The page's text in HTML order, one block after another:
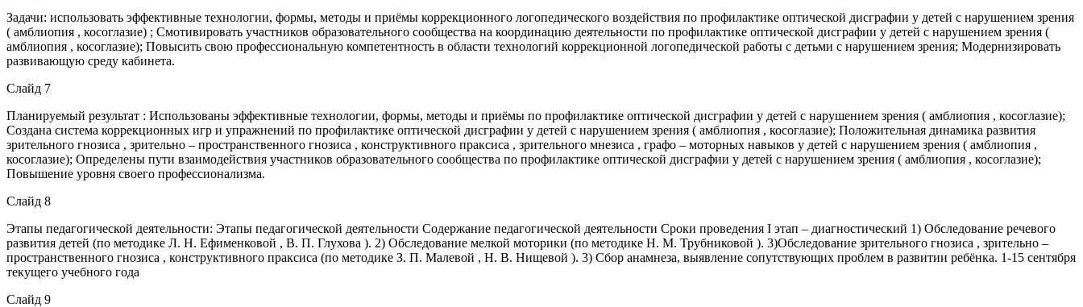
Задачи: использовать эффективные технологии, формы, методы и приёмы коррекционного логопедического воздействия по профилактике оптической дисграфии у детей с нарушением зрения
( амблиопия , косоглазие) ; Смотивировать участников образовательного сообщества на координацию деятельности по профилактике оптической дисграфии у детей с нарушением зрения (
амблиопия , косоглазие); Повысить свою профессиональную компетентность в области технологий коррекционной логопедической работы с детьми с нарушением зрения; Модернизировать
развивающую среду кабинета.
Слайд 7
Планируемый результат : Использованы эффективные технологии, формы, методы и приёмы по профилактике оптической дисграфии у детей с нарушением зрения ( амблиопия , косоглазие);
Создана система коррекционных игр и упражнений по профилактике оптической дисграфии у детей с нарушением зрения ( амблиопия , косоглазие); Положительная динамика развития
зрительного гнозиса , зрительно – пространственного гнозиса , конструктивного праксиса , зрительного мнезиса , графо – моторных навыков у детей с нарушением зрения ( амблиопия ,
косоглазие); Определены пути взаимодействия участников образовательного сообщества по профилактике оптической дисграфии у детей с нарушением зрения ( амблиопия , косоглазие);
Повышение уровня своего профессионализма.
Слайд 8
Этапы педагогической деятельности: Этапы педагогической деятельности Содержание педагогической деятельности Сроки проведения I этап – диагностический 1) Обследование речевого
развития детей (по методике Л. Н. Ефименковой , В. П. Глухова ). 2) Обследование мелкой моторики (по методике Н. М. Трубниковой ). 3)Обследование зрительного гнозиса , зрительно –
пространственного гнозиса , конструктивного праксиса (по методике З. П. Малевой , Н. В. Нищевой ). 3) Сбор анамнеза, выявление сопутствующих проблем в развитии ребёнка. 1-15 сентября
текущего учебного года
Слайд 9